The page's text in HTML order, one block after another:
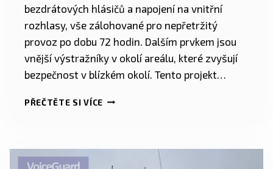
bezdrátových hlásičů a napojení na vnitřní
rozhlasy, vše zálohované pro nepřetržitý
provoz po dobu 72 hodin. Dalším prvkem jsou
vnější výstražníky v okolí areálu, které zvyšují
bezpečnost v blízkém okolí. Tento projekt…
PŘEČTĚTE SI VÍCE